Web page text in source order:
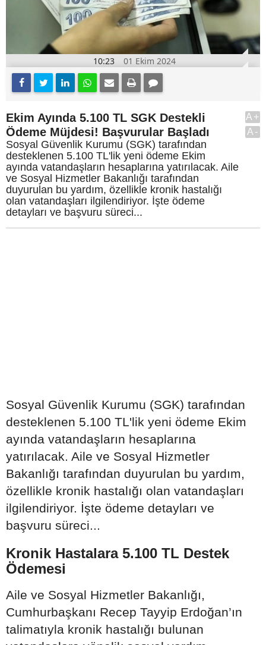
10:23 01 Ekim 2024
Ekim Ayında 5.100 TL SGK Destekli
Ödeme Müjdesi! Başvurular Başladı
Sosyal Güvenlik Kurumu (SGK) tarafından
desteklenen 5.100 TL'lik yeni ödeme Ekim
ayında vatandaşların hesaplarına yatırılacak. Aile
ve Sosyal Hizmetler Bakanlığı tarafından
duyurulan bu yardım, özellikle kronik hastalığı
olan vatandaşları ilgilendiriyor. İşte ödeme
detayları ve başvuru süreci...
A+
A-
Sosyal Güvenlik Kurumu (SGK) tarafından
desteklenen 5.100 TL'lik yeni ödeme Ekim
ayında vatandaşların hesaplarına
yatırılacak. Aile ve Sosyal Hizmetler
Bakanlığı tarafından duyurulan bu yardım,
özellikle kronik hastalığı olan vatandaşları
ilgilendiriyor. İşte ödeme detayları ve
başvuru süreci...
Kronik Hastalara 5.100 TL Destek
Ödemesi
Aile ve Sosyal Hizmetler Bakanlığı,
Cumhurbaşkanı Recep Tayyip Erdoğan’ın
talimatıyla kronik hastalığı bulunan